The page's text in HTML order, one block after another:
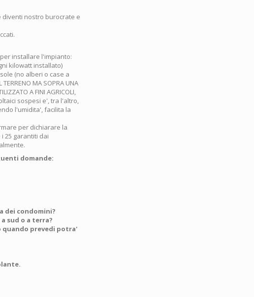
nostro burocrate e
installare l'impianto:
kilowatt installato)
(no alberi o case a
MA SOPRA UNA
A FINI AGRICOLI,
sospesi e', tra l'altro,
l'umidita', facilita la
per dichiarare la
25 garantiti dai
domande:
dei condomini?
sud o a terra?
quando prevedi potra'